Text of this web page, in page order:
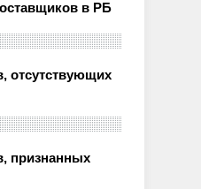
в РБ
отсутствующих
признанных